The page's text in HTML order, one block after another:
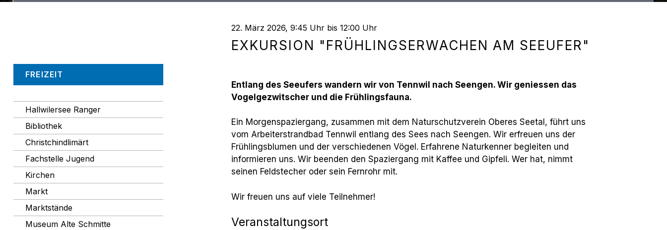
Navigation
FREIZEIT
Hallwilersee Ranger
Bibliothek
Christchindlimärt
Fachstelle Jugend
Kirchen
Markt
Marktstände
Museum Alte Schmitte
EXKURSION "FRÜHLINGSERWACHEN AM SEEUFER"
22. März 2026, 9:45 Uhr bis 12:00 Uhr
Entlang des Seeufers wandern wir von Tennwil nach Seengen. Wir geniessen das
Vogelgezwitscher und die Frühlingsfauna.
Ein Morgenspaziergang, zusammen mit dem Naturschutzverein Oberes Seetal, führt uns
vom Arbeiterstrandbad Tennwil entlang des Sees nach Seengen. Wir erfreuen uns der
Frühlingsblumen und der verschiedenen Vögel. Erfahrene Naturkenner begleiten und
informieren uns. Wir beenden den Spaziergang mit Kaffee und Gipfeli. Wer hat, nimmt
seinen Feldstecher oder sein Fernrohr mit.
Wir freuen uns auf viele Teilnehmer!
Veranstaltungsort